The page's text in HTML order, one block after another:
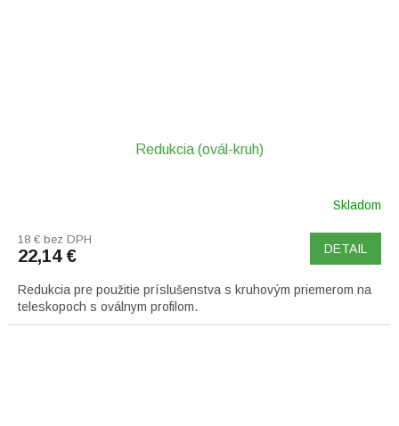
Redukcia (ovál-kruh)
Skladom
18 € bez DPH
22,14 € DETAIL
Redukcia pre použitie príslušenstva s kruhovým priemerom na
teleskopoch s oválnym profilom.